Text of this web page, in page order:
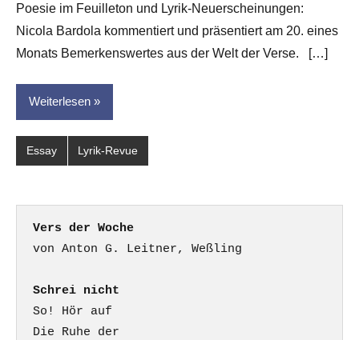
Poesie im Feuilleton und Lyrik-Neuerscheinungen:
Nicola Bardola kommentiert und präsentiert am 20. eines
Monats Bemerkenswertes aus der Welt der Verse. […]
Weiterlesen
Essay Lyrik-Revue
Vers der Woche
Schrei nicht
So! Hör auf
Die Ruhe der